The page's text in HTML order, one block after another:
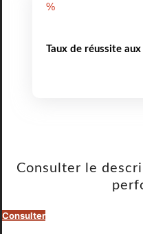
%
Taux de réussite
Consulter le
Consulter